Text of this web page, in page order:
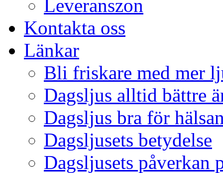
Leveranszon
Kontakta oss
Länkar
Bli friskare med mer
Dagsljus alltid bättre
Dagsljus bra för
Dagsljusets betydelse
Dagsljusets påverkan